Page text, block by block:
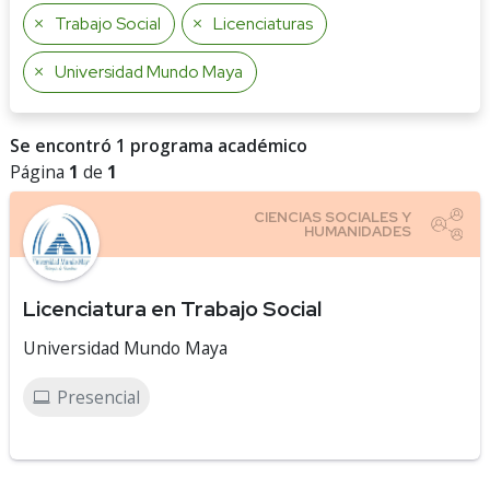
Trabajo Social Licenciaturas
Universidad Mundo Maya
Se encontró 1 programa académico
Página 1 de 1
Licenciatura en Trabajo Social
Universidad Mundo Maya
Presencial